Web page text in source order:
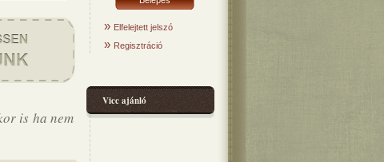
is ha nem
» Elfelejtett jelszó
» Regisztráció
Vicc ajánló